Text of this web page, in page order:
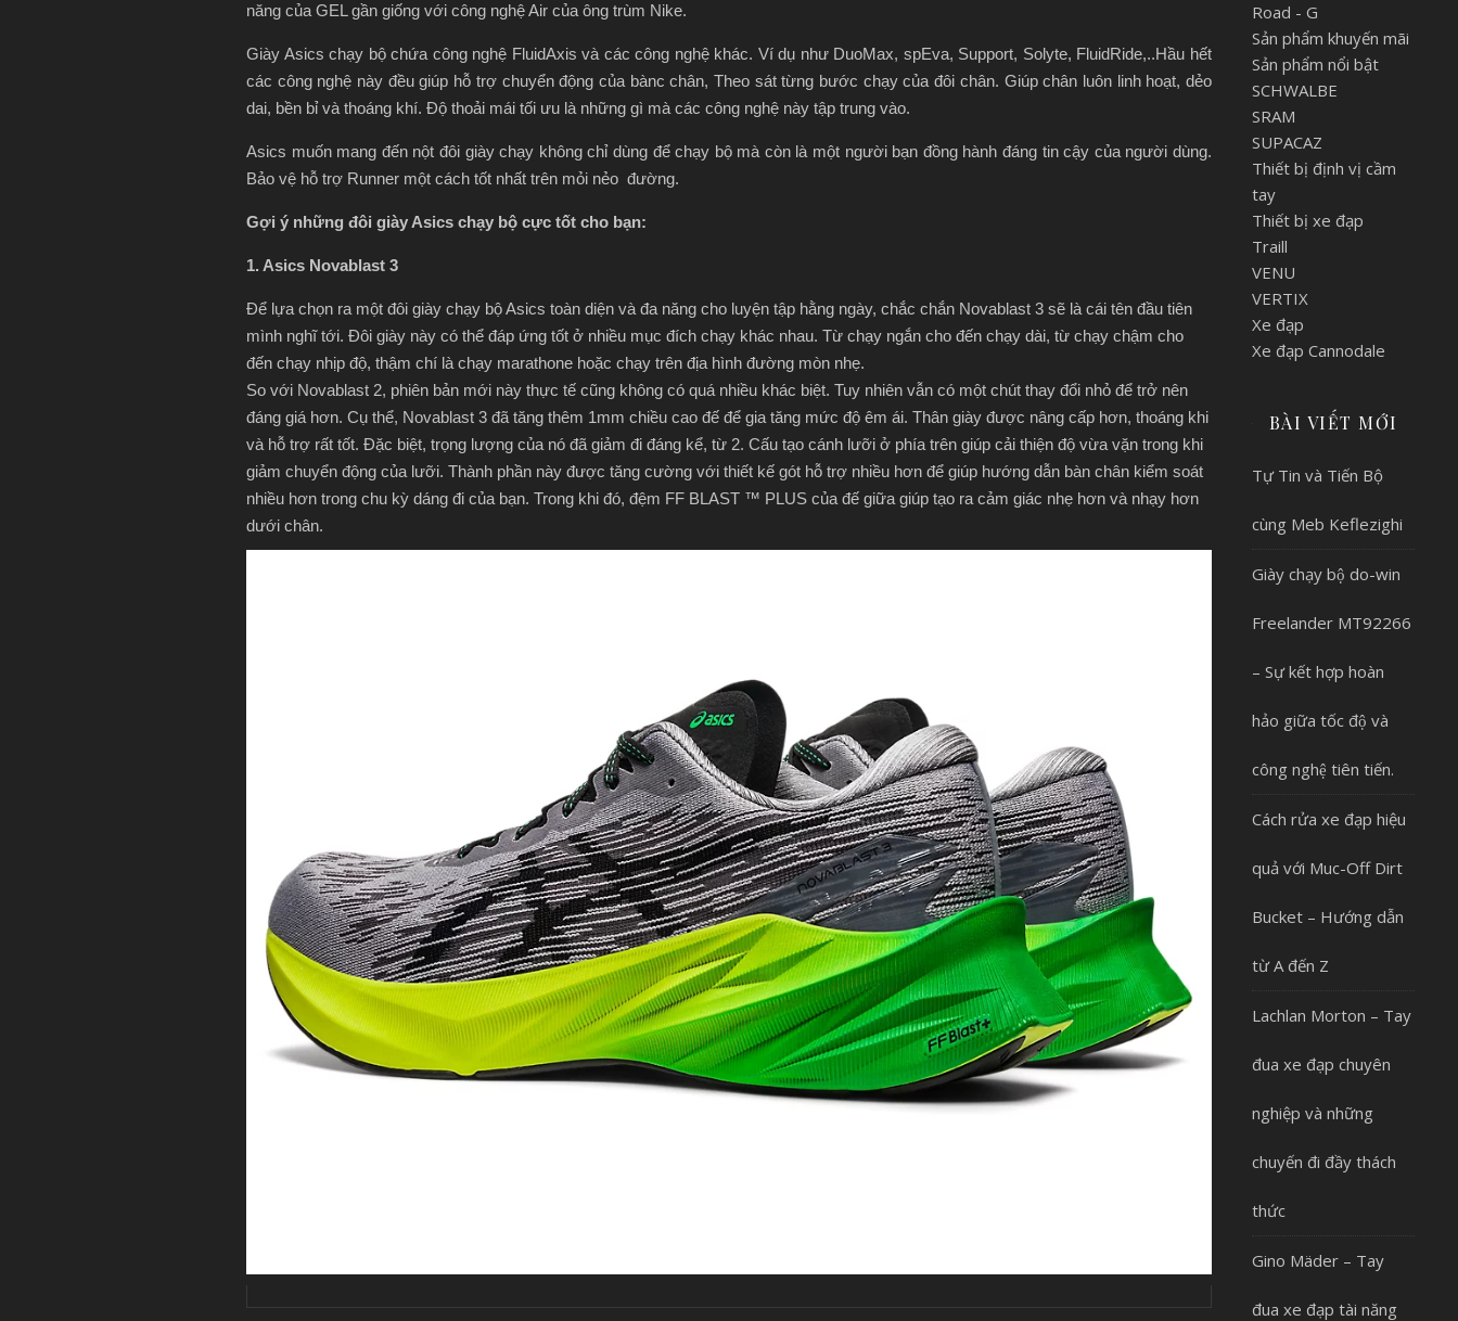
năng của GEL gần giống với công nghệ Air của ông trùm Nike.
Giày Asics chạy bộ chứa công nghệ FluidAxis và các công nghệ khác. Ví dụ như DuoMax, spEva, Support, Solyte, FluidRide,..Hầu hết
các công nghệ này đều giúp hỗ trợ chuyển động của bànc chân, Theo sát từng bước chạy của đôi chân. Giúp chân luôn linh hoạt, dẻo
dai, bền bỉ và thoáng khí. Độ thoải mái tối ưu là những gì mà các công nghệ này tập trung vào.
Asics muốn mang đến nột đôi giày chạy không chỉ dùng để chạy bộ mà còn là một người bạn đồng hành đáng tin cậy của người dùng.
Bảo vệ hỗ trợ Runner một cách tốt nhất trên mỏi nẻo đường.
Gợi ý những đôi giày Asics chạy bộ cực tốt cho bạn:
1. Asics Novablast 3
Để lựa chọn ra một đôi giày chạy bộ Asics toàn diện và đa năng cho luyện tập hằng ngày, chắc chắn Novablast 3 sẽ là cái tên đầu tiên
mình nghĩ tới. Đôi giày này có thể đáp ứng tốt ở nhiều mục đích chạy khác nhau. Từ chạy ngắn cho đến chạy dài, từ chạy chậm cho
đến chạy nhịp độ, thậm chí là chạy marathone hoặc chạy trên địa hình đường mòn nhẹ.
So với Novablast 2, phiên bản mới này thực tế cũng không có quá nhiều khác biệt. Tuy nhiên vẫn có một chút thay đổi nhỏ để trở nên
đáng giá hơn. Cụ thể, Novablast 3 đã tăng thêm 1mm chiều cao đế để gia tăng mức độ êm ái. Thân giày được nâng cấp hơn, thoáng khi
và hỗ trợ rất tốt. Đặc biệt, trọng lượng của nó đã giảm đi đáng kể, từ 2. Cấu tạo cánh lưỡi ở phía trên giúp cải thiện độ vừa vặn trong khi
giảm chuyển động của lưỡi. Thành phần này được tăng cường với thiết kế gót hỗ trợ nhiều hơn để giúp hướng dẫn bàn chân kiểm soát
nhiều hơn trong chu kỳ dáng đi của bạn. Trong khi đó, đệm FF BLAST ™ PLUS của đế giữa giúp tạo ra cảm giác nhẹ hơn và nhạy hơn
dưới chân.
Road - G
Sản phẩm khuyến mãi
Sản phẩm nổi bật
SCHWALBE
SRAM
SUPACAZ
Thiết bị định vị cầm
tay
Thiết bị xe đạp
Traill
VENU
VERTIX
Xe đạp
Xe đạp Cannodale
BÀI VIẾT MỚI
Tự Tin và Tiến Bộ
cùng Meb Keflezighi
Giày chạy bộ do-win
Freelander MT92266
– Sự kết hợp hoàn
hảo giữa tốc độ và
công nghệ tiên tiến.
Cách rửa xe đạp hiệu
quả với Muc-Off Dirt
Bucket – Hướng dẫn
từ A đến Z
Lachlan Morton – Tay
đua xe đạp chuyên
nghiệp và những
chuyến đi đầy thách
thức
Gino Mäder – Tay
đua xe đạp tài năng